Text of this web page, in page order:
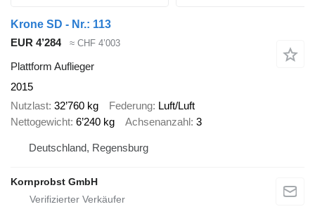
Krone SD - Nr.: 113
EUR 4’284
≈ CHF 4’003
Plattform Auflieger
2015
Nutzlast 32’760 kg Federung Luft/Luft
Nettogewicht 6’240 kg Achsenanzahl 3
Deutschland, Regensburg
Kornprobst GmbH